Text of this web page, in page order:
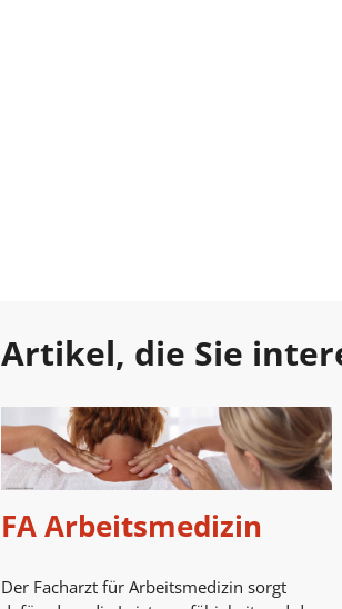
Artikel, die Sie
FA Arbeitsmedizin
Der Facharzt für Arbeitsmedizin sorgt